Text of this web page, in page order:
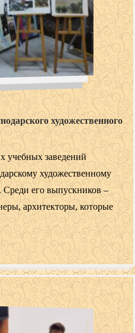
художественного
учебных заведений
художественному
Среди его выпускников –
архитекторы, которые